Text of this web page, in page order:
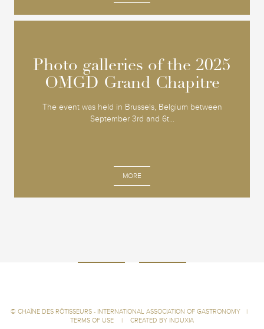
Photo galleries of the 2025
OMGD Grand Chapitre
The event was held in Brussels, Belgium between
September 3rd and 6t...
MORE
Photo galleries of the 2025
OMGD Grand Chapitre
© CHAÎNE DES RÔTISSEURS - INTERNATIONAL ASSOCIATION OF GASTRONOMY
|
TERMS OF USE
| CREATED BY INDUXIA